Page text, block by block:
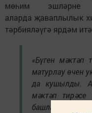
мөһим эшләрне
аларда җаваплылык
тәрбияләүгә ярдәм
«Бүген мәктәп
матурлау өчен
да кушылды.
мәктәп
башлады.